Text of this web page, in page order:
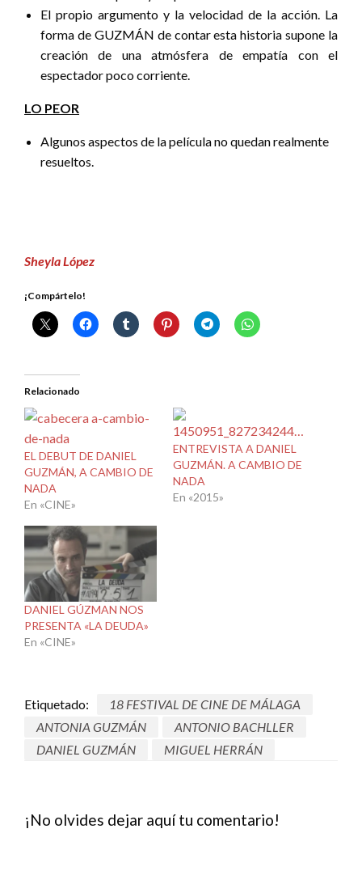
El propio argumento y la velocidad de la acción. La
forma de GUZMÁN de contar esta historia supone la
creación de una atmósfera de empatía con el
espectador poco corriente.
LO PEOR
Algunos aspectos de la película no quedan realmente
resueltos.
Sheyla López
¡Compártelo!
Relacionado
EL DEBUT DE DANIEL
GUZMÁN, A CAMBIO DE
NADA
En «CINE»
ENTREVISTA A DANIEL
GUZMÁN. A CAMBIO DE
NADA
En «2015»
DANIEL GÚZMAN NOS
PRESENTA «LA DEUDA»
En «CINE»
Etiquetado:
18 FESTIVAL DE CINE DE MÁLAGA
ANTONIA GUZMÁN
ANTONIO BACHLLER
DANIEL GUZMÁN
MIGUEL HERRÁN
¡No olvides dejar aquí tu comentario!